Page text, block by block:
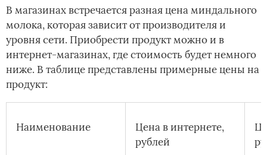
В магазинах встречается разная цена миндального
молока, которая зависит от производителя и
уровня сети. Приобрести продукт можно и в
интернет-магазинах, где стоимость будет немного
ниже. В таблице представлены примерные цены на
продукт:
Наименование
Цена в интернете,
рублей